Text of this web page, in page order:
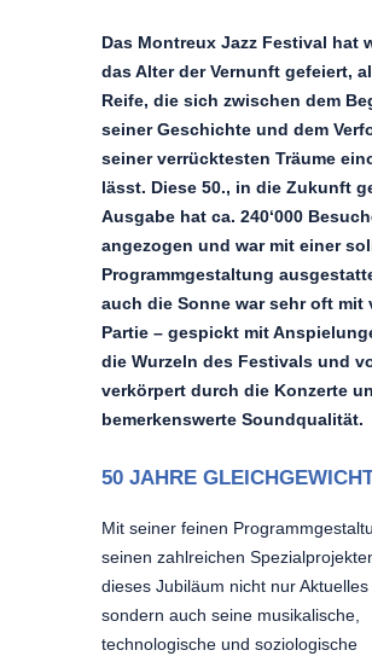
Das Montreux Jazz Festival hat
das Alter der Vernunft gefeiert,
Reife, die sich zwischen dem
seiner Geschichte und dem
seiner verrücktesten Träume
lässt. Diese 50., in die Zukunft
Ausgabe hat ca. 240‘000
angezogen und war mit einer
Programmgestaltung
auch die Sonne war sehr oft mit
Partie – gespickt mit
die Wurzeln des Festivals und
verkörpert durch die Konzerte
bemerkenswerte Soundqualität.
50 JAHRE
Mit seiner feinen
seinen zahlreichen
dieses Jubiläum nicht nur
sondern auch seine musikalische,
technologische und soziologische